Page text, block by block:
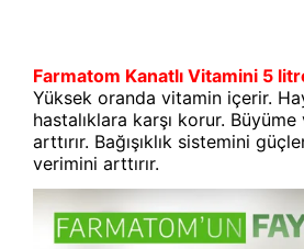
Farmatom Kanatlı Vitamini 5
Yüksek oranda vitamin içerir.
hastalıklara karşı korur.
arttırır. Bağışıklık sistemini
verimini arttırır.